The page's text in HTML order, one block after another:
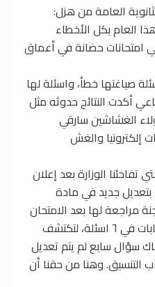
العامة من هزل:
العام بكل الأخطاء
امتحانات حضانة في أعماق
صياغتها خطأ، واسئلة لها
أكدت النتائج حدوثه مثل
الغشاشين سارقي
إلكترونيا والغش
الوزارة بعد إعلان
بتعديل جديد في مادة
مراجعة لها بعد الامتحان
مباشرة أسفرت عن تعديل الاجابات في ٦ اسئلة، لتكتشف
سؤال سابع لم يتم تعديل
التنسيق. وهنا من حقنا أن